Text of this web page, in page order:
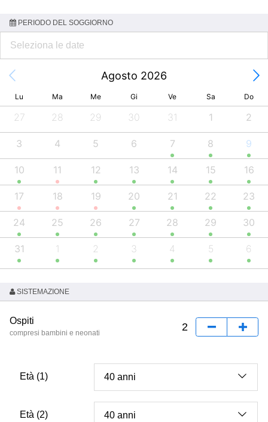
PERIODO DEL SOGGIORNO
Agosto 2026
Lu Ma Me Gi Ve Sa Do
27 28 29 30 31 1 2
3 4 5 6 7 8 9
10 11 12 13 14 15 16
17 18 19 20 21 22 23
24 25 26 27 28 29 30
31 1 2 3 4 5 6
SISTEMAZIONE
Ospiti
compresi bambini e neonati
Età (1)
Età (2)